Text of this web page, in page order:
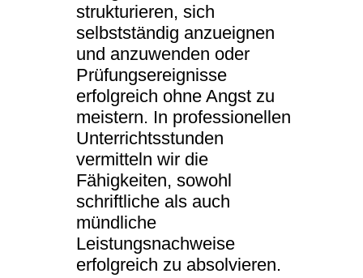
strukturieren, sich
selbstständig anzueignen
und anzuwenden oder
Prüfungsereignisse
erfolgreich ohne Angst zu
meistern. In professionellen
Unterrichtsstunden
vermitteln wir die
Fähigkeiten, sowohl
schriftliche als auch
mündliche
Leistungsnachweise
erfolgreich zu absolvieren.